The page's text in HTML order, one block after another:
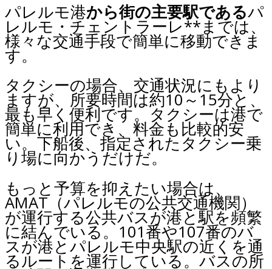
パレルモ港から街の主要駅であるパ
レルモ・チェントラーレ**までは、
様々な交通手段で簡単に移動できま
す。
タクシーの場合、交通状況にもより
ますが、所要時間は約10～15分と、
最も早く便利です。タクシーは港で
簡単に利用でき、料金も比較的安
い。下船後、指定されたタクシー乗
り場に向かうだけだ。
もっと予算を抑えたい場合は、
AMAT（パレルモの公共交通機関）
が運行する公共バスが港と駅を頻繁
に結んでいる。101番や107番のバ
スが港とパレルモ中央駅の近くを通
るルートを運行している。バスの所